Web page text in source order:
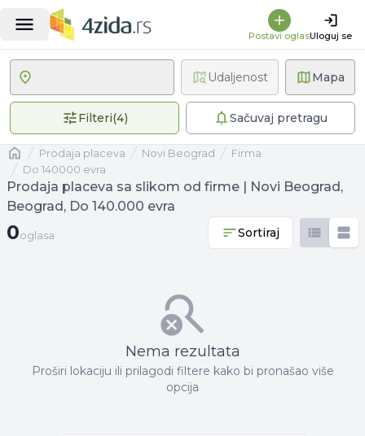
Postavi oglasUloguj se
Mapa
Filteri(4)4 primenjena filteraSačuvaj pretragu
Udaljenost
Naslovnaprodaja placeva Novi Beograd
firma
Do 140000 evra
Prodaja placeva sa slikom od firme | Novi Beograd,
Beograd, Do 140.000 evra
0 oglasa
0oglasa Sortiraj
Nema rezultata
Proširi lokaciju ili prilagodi filtere kako bi pronašao više
opcija